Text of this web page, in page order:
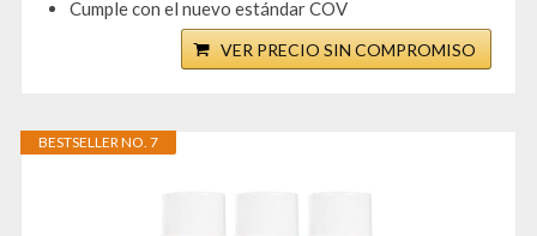
Cumple con el nuevo estándar COV
VER PRECIO SIN COMPROMISO
BESTSELLER NO. 7